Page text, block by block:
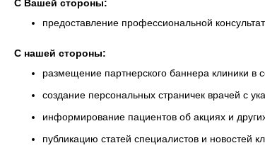
С Вашей стороны:
предоставление профессиональной
С нашей стороны:
размещение партнерского баннера клиники в
создание персональных страничек врачей с
информирование пациентов об акциях и
публикацию статей специалистов и новостей